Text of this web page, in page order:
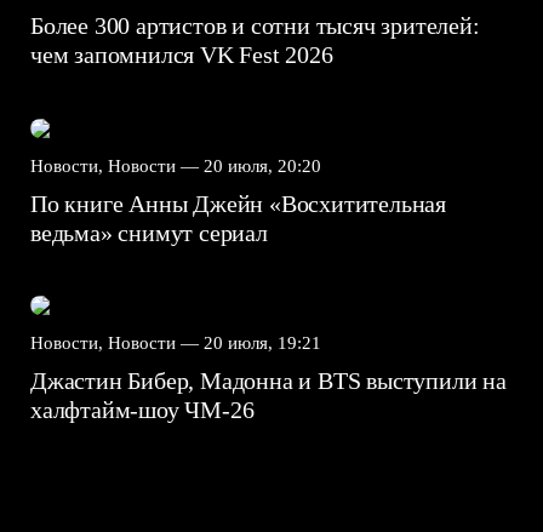
Более 300 артистов и сотни тысяч зрителей:
чем запомнился VK Fest 2026
Новости, Новости — 20 июля, 20:20
По книге Анны Джейн «Восхитительная
ведьма» снимут сериал
Новости, Новости — 20 июля, 19:21
Джастин Бибер, Мадонна и BTS выступили на
халфтайм-шоу ЧМ-26